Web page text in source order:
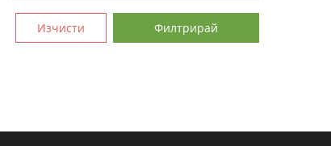
Аксесоари
Консумативи
Изчисти Филтрирай